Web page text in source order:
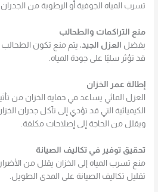
تسرب المياه الجوفية أو الرطوبة من
منع التراكمات والطحالب
بفضل العزل الجيد، يتم منع تكون الطحالب
قد تؤثر سلبًا على جودة المياه.
إطالة عمر الخزان
العزل المائي يساعد في حماية الخزان من
الكيميائية التي قد تؤدي إلى تآكل جدران
ويقلل من الحاجة إلى إصلاحات مكلفة.
تحقيق توفير في تكاليف الصيانة
منع تسرب المياه إلى الخزان يقلل من
تقليل تكاليف الصيانة على المدى الطويل.